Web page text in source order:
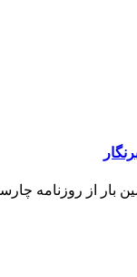
بار از روزنامه